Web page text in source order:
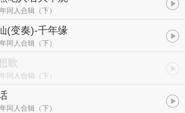
同人合辑（下）
(变奏)-千年缘
同人合辑（下）
歌
同人合辑（下）
同人合辑（下）